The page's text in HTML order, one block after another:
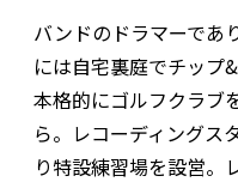
バンドのドラマーであ
には自宅裏庭でチップ
本格的にゴルフクラブ
ら。レコーディングス
り特設練習場を設営。